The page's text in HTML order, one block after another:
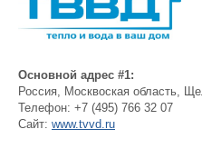
Основной адрес #1:
Россия Москвоская область,
Телефон: +7 (495) 766 32 07
Сайт: www.tvvd.ru